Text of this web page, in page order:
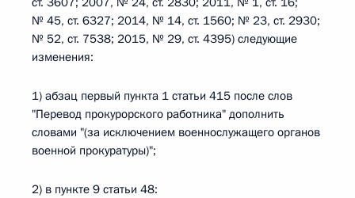
№ 45, ст. 6327; 2014, № 14, ст. 1560; № 23, ст. 2930;
№ 52, ст. 7538; 2015, № 29, ст. 4395) следующие
изменения:
1) абзац первый пункта 1 статьи 415 после слов
"Перевод прокурорского работника" дополнить
словами "(за исключением военнослужащего органов
военной прокуратуры)";
2) в пункте 9 статьи 48: